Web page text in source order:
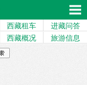
西藏租车
进藏问答
西藏概况 旅游信息